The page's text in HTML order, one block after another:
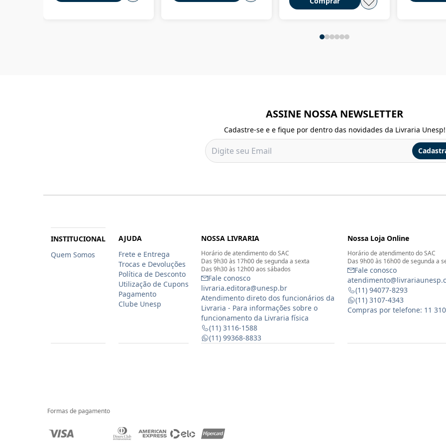
ASSINE NOSSA NEWSLETTER
Cadastre-se e e fique por dentro das novidades da Livraria Unesp!
INSTITUCIONAL
Quem Somos
AJUDA
Frete e Entrega
Trocas e Devoluções
Política de Desconto
Utilização de Cupons
Pagamento
Clube Unesp
NOSSA LIVRARIA
Horário de atendimento do SAC
Das 9h30 às 17h00 de segunda a sexta
Das 9h30 às 12h00 aos sábados
Fale conosco
livraria.editora@unesp.br
Atendimento direto dos funcionários da
Livraria - Para informações sobre o
funcionamento da Livraria física
(11) 3116-1588
(11) 99368-8833
Nossa Loja Online
Horário de atendimento do SAC
Das 9h00 às 16h00 de segunda a
Fale conosco
(11) 94077-8293
(11) 3107-4343
Compras por telefone: 11
Formas de pagamento